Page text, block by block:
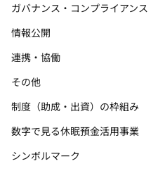
ガバナンス・コンプライアンス
情報公開
連携・協働
その他
制度（助成・出資）の枠組み
数字で見る休眠預金活用事業
シンボルマーク